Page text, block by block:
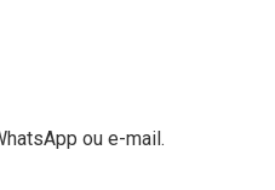
ou e-mail.